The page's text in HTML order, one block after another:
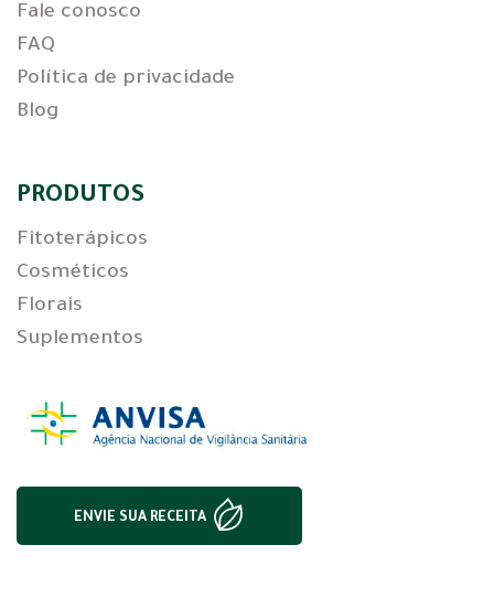
Fale conosco
FAQ
Política de privacidade
Blog
PRODUTOS
Fitoterápicos
Cosméticos
Florais
Suplementos
ENVIE SUA RECEITA